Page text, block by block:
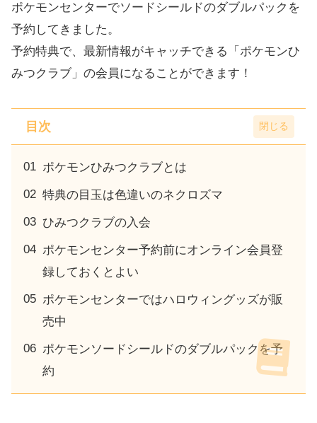
ポケモンセンターでソードシールドのダブルパックを
予約してきました。
予約特典で、最新情報がキャッチできる「ポケモンひ
みつクラブ」の会員になることができます！
目次
ポケモンひみつクラブとは
特典の目玉は色違いのネクロズマ
ひみつクラブの入会
ポケモンセンター予約前にオンライン会員登
録しておくとよい
ポケモンセンターではハロウィングッズが販
売中
ポケモンソードシールドのダブルパックを予
約